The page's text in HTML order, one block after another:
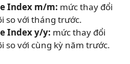
Index m/m: mức thay đổi
so với tháng trước.
Index y/y: mức thay đổi
so với cùng kỳ năm trước.